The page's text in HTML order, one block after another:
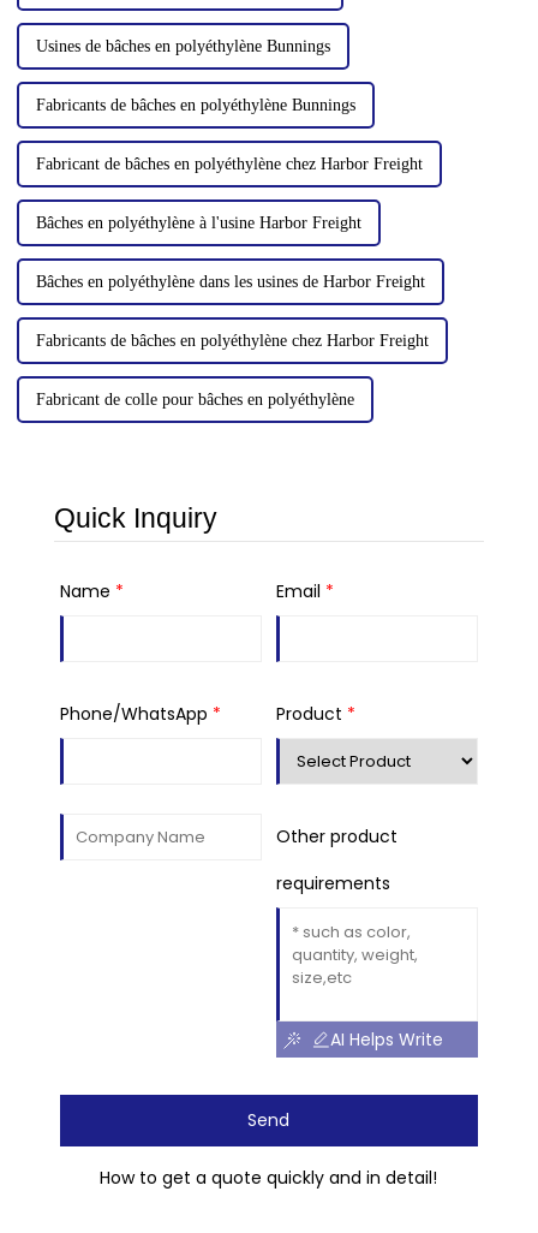
Usines de bâches en polyéthylène Bunnings
Fabricants de bâches en polyéthylène Bunnings
Fabricant de bâches en polyéthylène chez Harbor Freight
Bâches en polyéthylène à l'usine Harbor Freight
Bâches en polyéthylène dans les usines de Harbor Freight
Fabricants de bâches en polyéthylène chez Harbor Freight
Fabricant de colle pour bâches en polyéthylène
Quick Inquiry
Name * Email *
Phone/WhatsApp * Product *
Other product
requirements
AI Helps Write
Send
How to get a quote quickly and in detail!